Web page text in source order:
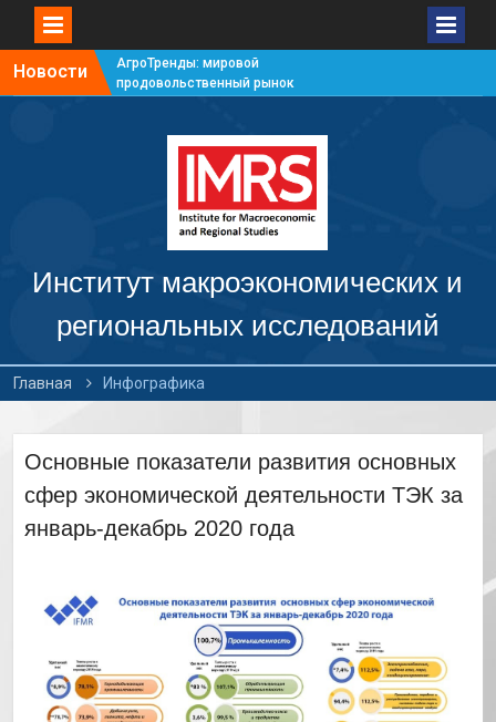
Новости
АгроТренды: мировой
продовольственный рынок
продовольственный рынок
АгроТренды: мировой
продовольственный рынок
АгроТренды: мировой
#4
Институт макроэкономических и
региональных исследований
Главная Инфографика
Основные показатели развития основных
сфер экономической деятельности ТЭК за
январь-декабрь 2020 года